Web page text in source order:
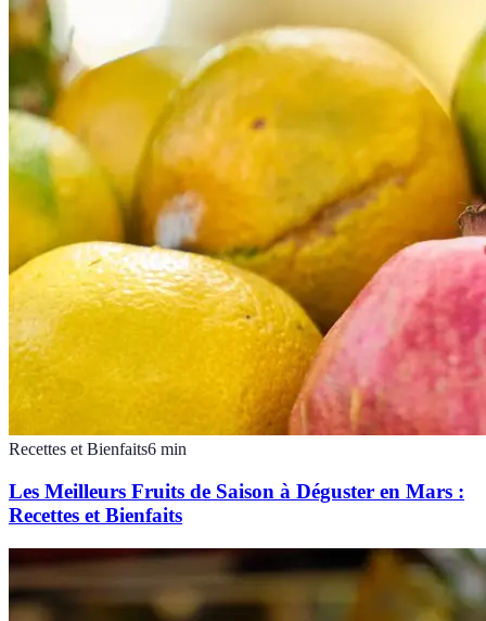
Recettes et Bienfaits6 min
Les Meilleurs Fruits de Saison à Déguster en Mars :
Recettes et Bienfaits